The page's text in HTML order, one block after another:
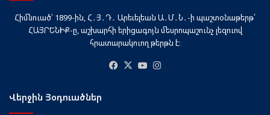
Հիմնուած՝ 1899-ին, Հ․Յ․Դ․ Արեւելեան Ա․Մ․Ն․-ի պաշտօնաթերթ՝
ՀԱՅՐԵՆԻՔ-ը, աշխարհի երիցագոյն մեսրոպաշունչ լեզուով
հրատարակուող թերթն է։
Facebook
X YouTube
Վերջին Յօդուածներ